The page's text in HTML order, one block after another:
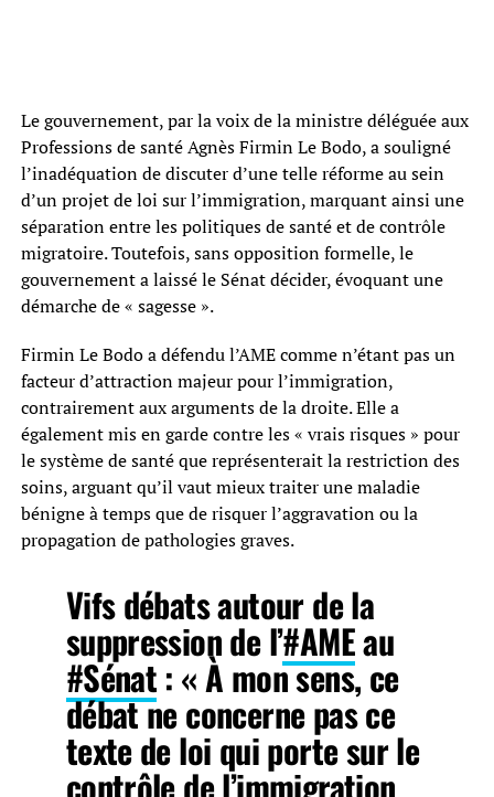
Le gouvernement, par la voix de la ministre déléguée aux
Professions de santé Agnès Firmin Le Bodo, a souligné
l’inadéquation de discuter d’une telle réforme au sein
d’un projet de loi sur l’immigration, marquant ainsi une
séparation entre les politiques de santé et de contrôle
migratoire. Toutefois, sans opposition formelle, le
gouvernement a laissé le Sénat décider, évoquant une
démarche de « sagesse ».
Firmin Le Bodo a défendu l’AME comme n’étant pas un
facteur d’attraction majeur pour l’immigration,
contrairement aux arguments de la droite. Elle a
également mis en garde contre les « vrais risques » pour
le système de santé que représenterait la restriction des
soins, arguant qu’il vaut mieux traiter une maladie
bénigne à temps que de risquer l’aggravation ou la
propagation de pathologies graves.
Vifs débats autour de la
suppression de l’#AMEau
#Sénat : « À mon sens, ce
débat ne concerne pas ce
texte de loi qui porte sur le
contrôle de l’immigration